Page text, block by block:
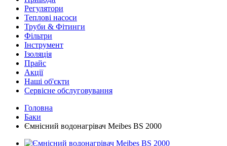
Регулятори
Теплові насоси
Труби & Фітинги
Фільтри
Інструмент
Ізоляція
Прайс
Акції
Наші об'єкти
Сервісне обслуговування
Головна
Баки
Ємнісний водонагрівач Meibes BS 2000